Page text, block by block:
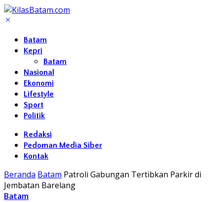
Batam
Kepri
Batam
Nasional
Ekonomi
Lifestyle
Sport
Politik
Redaksi
Pedoman Media Siber
Kontak
Beranda Batam Patroli Gabungan Tertibkan Parkir di
Jembatan Barelang
Batam